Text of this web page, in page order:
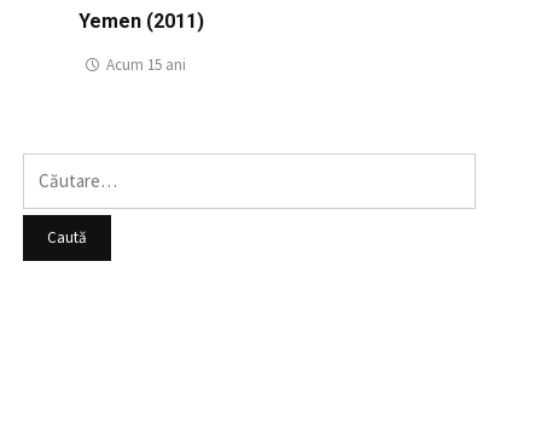
Yemen (2011)
Acum 15 ani